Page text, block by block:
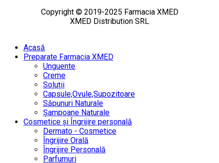
Copyright © 2019-2025 Farmacia XMED
XMED Distribution SRL
Acasă
Preparate Farmacia XMED
Unguente
Creme
Soluții
Capsule,Ovule,Supozitoare
Săpunuri Naturale
Șampoane Naturale
Cosmetice și Îngrijire personală
Dermato - Cosmetice
Îngrijire Orală
Îngrijire Personală
Parfumuri